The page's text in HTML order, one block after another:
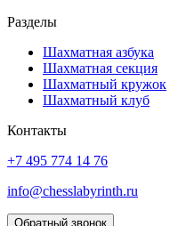
Разделы
Шахматная азбука
Шахматная секция
Шахматный кружок
Шахматный клуб
Контакты
+7 495 774 14 76
info@chesslabyrinth.ru
Обратный звонок